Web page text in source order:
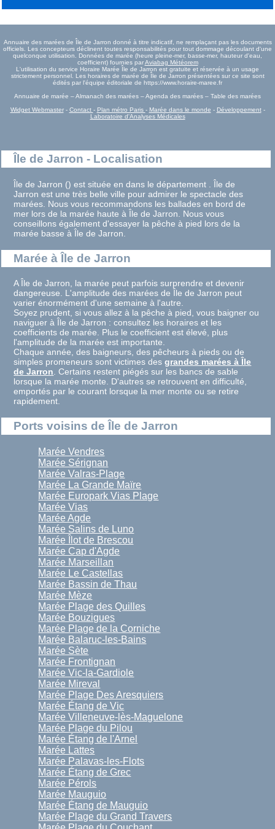
Annuaire des marées de Île de Jarron donné à titre indicatif, ne remplaçant pas les documents
officiels. Les concepteurs déclinent toutes responsabilités pour tout dommage découlant d'une
quelconque utilisation. Données de marée (heure pleine-mer, basse-mer, hauteur d'eau,
coefficient) fournies parAviabag Météorem
L'utilisation du service Horaire Marée Île de Jarron est gratuite et réservée à un usage
strictement personnel. Les horaires de marée de Île de Jarron présentées sur ce site sont
édités par l'équipe éditoriale de https://www.horaire-maree.fr
Annuaire de marée – Almanach des marées – Agenda des marées – Table des marées
Widget Webmaster- Contact - Plan métro Paris - Marée dans le monde - Développement-
Laboratoire d'Analyses Médicales
Île de Jarron - Localisation
Île de Jarron () est située en dans le département . Île de
Jarron est une très belle ville pour admirer le spectacle des
marées. Nous vous recommandons les ballades en bord de
mer lors de la marée haute à Île de Jarron. Nous vous
conseillons également d'essayer la pêche à pied lors de la
marée basse à Île de Jarron.
Marée à Île de Jarron
A Île de Jarron, la marée peut parfois surprendre et devenir
dangereuse. L'amplitude des marées de Île de Jarron peut
varier énormément d'une semaine à l'autre.
Soyez prudent, si vous allez à la pêche à pied, vous baigner ou
naviguer à Île de Jarron : consultez les horaires et les
coefficients de marée. Plus le coefficient est élevé, plus
l'amplitude de la marée est importante.
Chaque année, des baigneurs, des pêcheurs à pieds ou de
simples promeneurs sont victimes desgrandes marées à Île
de Jarron. Certains restent piégés sur les bancs de sable
lorsque la marée monte. D'autres se retrouvent en difficulté,
emportés par le courant lorsque la mer monte ou se retire
rapidement.
Ports voisins de Île de Jarron
Marée Vendres
Marée Sérignan
Marée Valras-Plage
Marée La Grande Maïre
Marée Europark Vias Plage
Marée Vias
Marée Agde
Marée Salins de Luno
Marée Îlot de Brescou
Marée Cap d'Agde
Marée Marseillan
Marée Le Castellas
Marée Bassin de Thau
Marée Mèze
Marée Plage des Quilles
Marée Bouzigues
Marée Plage de la Corniche
Marée Balaruc-les-Bains
Marée Sète
Marée Frontignan
Marée Vic-la-Gardiole
Marée Mireval
Marée Plage Des Aresquiers
Marée Étang de Vic
Marée Villeneuve-lès-Maguelone
Marée Plage du Pilou
Marée Étang de l'Arnel
Marée Lattes
Marée Palavas-les-Flots
Marée Étang de Grec
Marée Pérols
Marée Mauguio
Marée Étang de Mauguio
Marée Plage du Grand Travers